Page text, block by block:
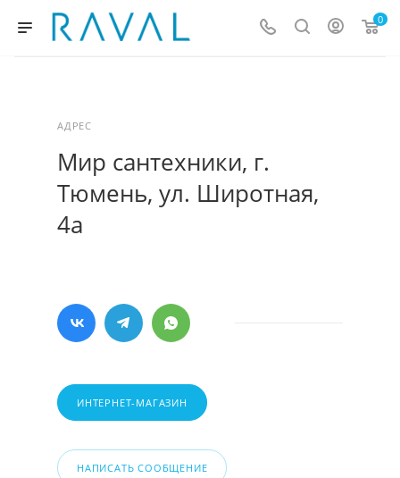
0
АДРЕС
Мир сантехники, г.
Тюмень, ул. Широтная,
4а
ИНТЕРНЕТ-МАГАЗИН
НАПИСАТЬ СООБЩЕНИЕ